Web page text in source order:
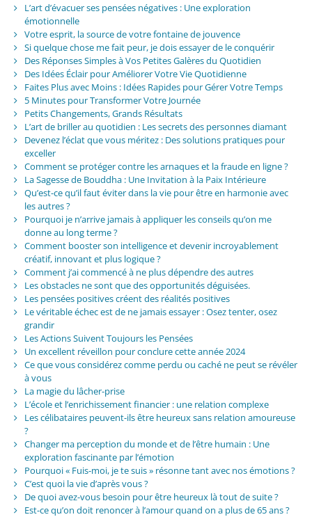
L’art d’évacuer ses pensées négatives : Une exploration
émotionnelle
Votre esprit, la source de votre fontaine de jouvence
Si quelque chose me fait peur, je dois essayer de le conquérir
Des Réponses Simples à Vos Petites Galères du Quotidien
Des Idées Éclair pour Améliorer Votre Vie Quotidienne
Faites Plus avec Moins : Idées Rapides pour Gérer Votre Temps
5 Minutes pour Transformer Votre Journée
Petits Changements, Grands Résultats
L’art de briller au quotidien : Les secrets des personnes diamant
Devenez l’éclat que vous méritez : Des solutions pratiques pour
exceller
Comment se protéger contre les arnaques et la fraude en ligne ?
La Sagesse de Bouddha : Une Invitation à la Paix Intérieure
Qu’est-ce qu’il faut éviter dans la vie pour être en harmonie avec
les autres ?
Pourquoi je n’arrive jamais à appliquer les conseils qu’on me
donne au long terme ?
Comment booster son intelligence et devenir incroyablement
créatif, innovant et plus logique ?
Comment j’ai commencé à ne plus dépendre des autres
Les obstacles ne sont que des opportunités déguisées.
Les pensées positives créent des réalités positives
Le véritable échec est de ne jamais essayer : Osez tenter, osez
grandir
Les Actions Suivent Toujours les Pensées
Un excellent réveillon pour conclure cette année 2024
Ce que vous considérez comme perdu ou caché ne peut se révéler
à vous
La magie du lâcher-prise
L’école et l’enrichissement financier : une relation complexe
Les célibataires peuvent-ils être heureux sans relation amoureuse
?
Changer ma perception du monde et de l’être humain : Une
exploration fascinante par l’émotion
Pourquoi « Fuis-moi, je te suis » résonne tant avec nos émotions ?
C’est quoi la vie d’après vous ?
De quoi avez-vous besoin pour être heureux là tout de suite ?
Est-ce qu’on doit renoncer à l’amour quand on a plus de 65 ans ?